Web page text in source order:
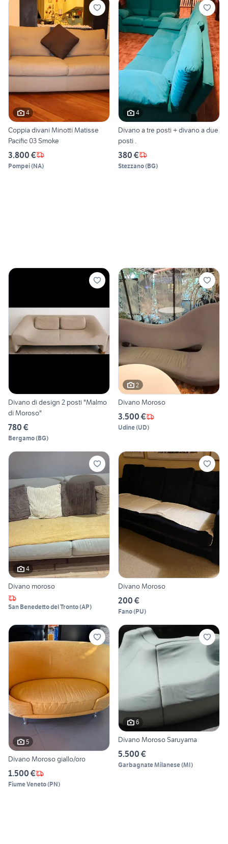
4
Coppia divani Minotti Matisse
Pacific 03 Smoke
3.800 €
Pompei(NA)
4
Divano a tre posti + divano a due
posti .
380 €
Stezzano(BG)
Divano di design 2 posti "Malmo
di Moroso"
780 €
Bergamo(BG)
2
Divano Moroso
3.500 €
Udine(UD)
4
Divano moroso
San Benedetto del Tronto(AP)
Divano Moroso
200 €
Fano(PU)
5
Divano Moroso giallo/oro
1.500 €
Fiume Veneto(PN)
6
Divano Moroso Saruyama
5.500 €
Garbagnate Milanese(MI)